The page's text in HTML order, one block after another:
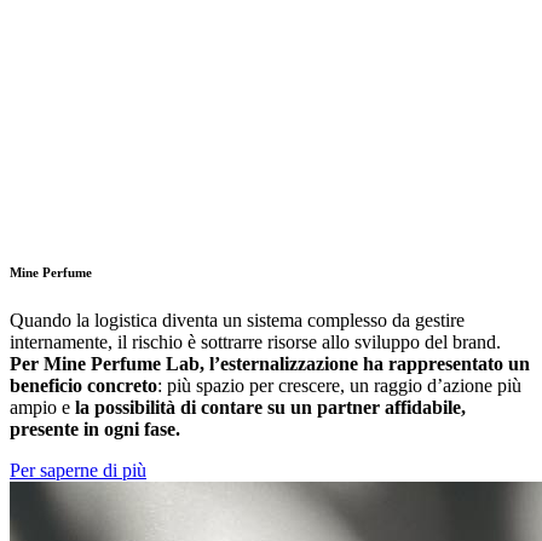
Mine Perfume
Quando la logistica diventa un sistema complesso da gestire
internamente, il rischio è sottrarre risorse allo sviluppo del brand.
Per Mine Perfume Lab, l’esternalizzazione ha rappresentato un
beneficio concreto: più spazio per crescere, un raggio d’azione più
ampio e la possibilità di contare su un partner affidabile,
presente in ogni fase.
Per saperne di più